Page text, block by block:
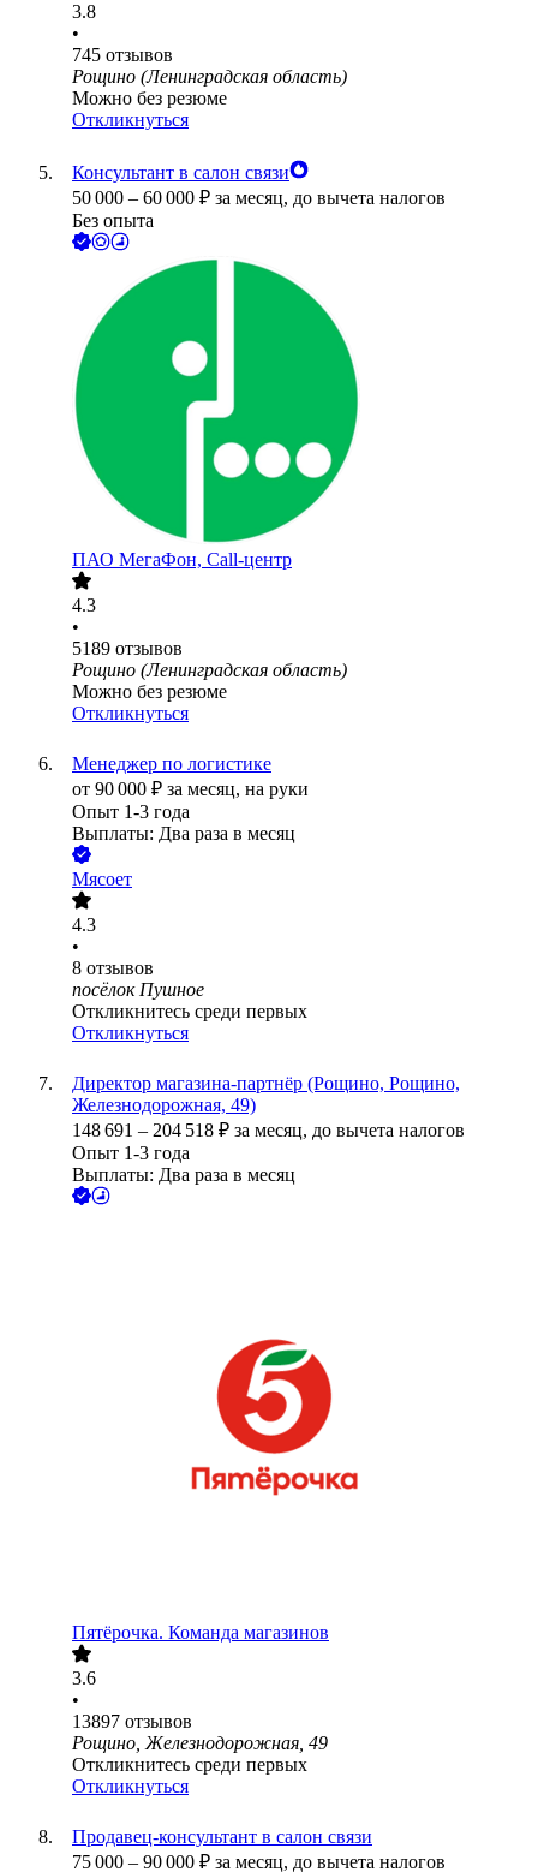
3.8
•
745 отзывов
Рощино (Ленинградская область)
Можно без резюме
Откликнуться
Консультант в салон связи
50 000 – 60 000 ₽ за месяц, до вычета налогов
Без опыта
ПАО МегаФон, Call-центр
4.3
•
5189 отзывов
Рощино (Ленинградская область)
Можно без резюме
Откликнуться
Менеджер по логистике
от 90 000 ₽ за месяц, на руки
Опыт 1-3 года
Выплаты: Два раза в месяц
Мясоет
4.3
•
8 отзывов
посёлок Пушное
Откликнитесь среди первых
Откликнуться
Директор магазина-партнёр (Рощино, Рощино,
Железнодорожная, 49)
148 691 – 204 518 ₽ за месяц, до вычета налогов
Опыт 1-3 года
Выплаты: Два раза в месяц
Пятёрочка. Команда магазинов
3.6
•
13897 отзывов
Рощино, Железнодорожная, 49
Откликнитесь среди первых
Откликнуться
Продавец-консультант в салон связи
75 000 – 90 000 ₽ за месяц, до вычета налогов